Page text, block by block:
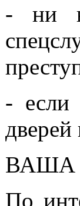
- ни в
- если
дверей
ВАША
По